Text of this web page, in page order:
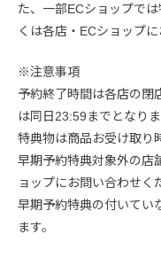
た、一部ECショップで
くは各店・ECショップ
※注意事項
予約終了時間は各店の閉
は同日23:59までとなりま
特典物は商品お受け取り
早期予約特典対象外の店
ョップにお問い合わせく
早期予約特典の付いてい
ます。